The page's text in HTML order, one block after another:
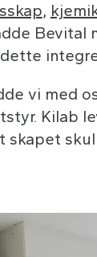
,
Bevital
vi med
Kilab